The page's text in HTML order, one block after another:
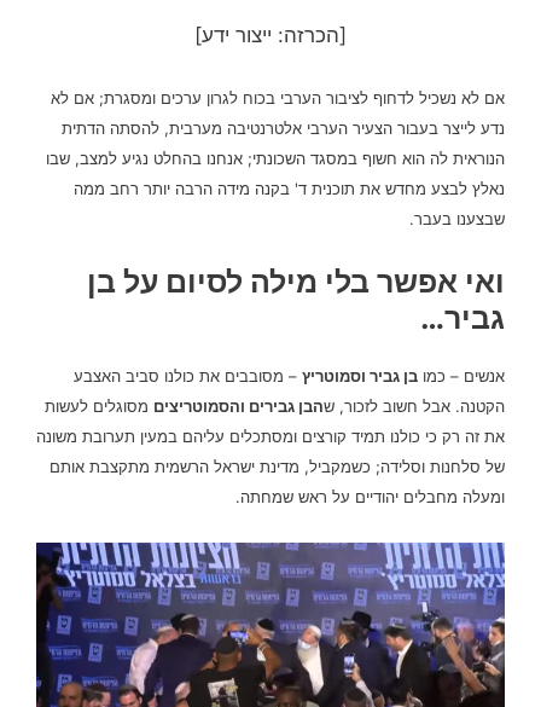
[הכרזה: ייצור ידע]
אם לא נשכיל לדחוף לציבור הערבי בכוח לגרון ערכים ומסגרת; אם לא
נדע לייצר בעבור הצעיר הערבי אלטרנטיבה מערבית, להסתה הדתית
הנוראית לה הוא חשוף במסגד השכונתי; אנחנו בהחלט נגיע למצב, שבו
נאלץ לבצע מחדש את תוכנית ד' בקנה מידה הרבה יותר רחב ממה
שבצענו בעבר.
ואי אפשר בלי מילה לסיום על בן
גביר…
אנשים – כמו בן גביר וסמוטריץ – מסובבים את כולנו סביב האצבע
הקטנה. אבל חשוב לזכור, שהבן גבירים והסמוטריצים מסוגלים לעשות
את זה רק כי כולנו תמיד קורצים ומסתכלים עליהם במעין תערובת משונה
של סלחנות וסלידה; כשמקביל, מדינת ישראל הרשמית מתקצבת אותם
ומעלה מחבלים יהודיים על ראש שמחתה.